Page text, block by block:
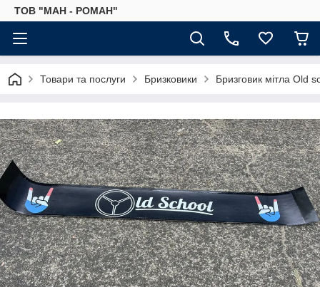
ТОВ "МАН - РОМАН"
Товари та послуги Бризковики Бризговик мітла Old